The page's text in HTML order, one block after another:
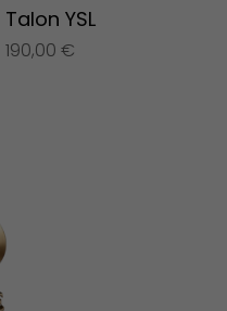
Talon YSL
190,00 €